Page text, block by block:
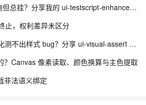
AI 测试提效 ｜ 脚本能跑但总挂？分享我的 ui-testscript-enhancer + Skill UI 自动化健壮性增强方案
止，权利差异未区分
AI 测试提效 ｜ UI 自动化测不出样式 bug？分享 ui-visual-assert + Skill 视觉断言与多浏览器适配方案
？Canvas 像素读取、颜色换算与主色提取
非法语义绑定